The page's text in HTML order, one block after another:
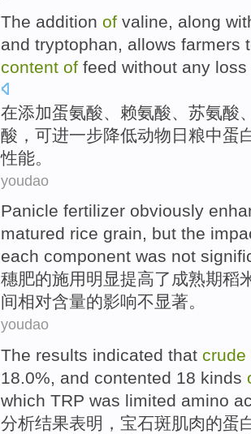
The addition of valine
along
and tryptophan , allows farmers
content of feed without any loss
在添加蛋氨酸 赖氨酸 、苏氨酸
酸，可进一步降低动物日粮中蛋
性能。
youdao
Panicle fertilizer obviously
matured rice grain, but the
each component was not
穗肥的施用明显提高了 成熟期稻
间相对含量的影响不显著。
youdao
The results indicated that crude
18.0%, and contented 18 kinds
which TRP was limited amino
分析结果表明 ，宝石斑肌肉的蛋